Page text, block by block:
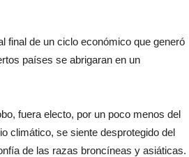
final de un ciclo económico que generó
países se abrigaran en un
fuera electo, por un poco menos del
climático, se siente desprotegido del
de las razas broncíneas y asiáticas.